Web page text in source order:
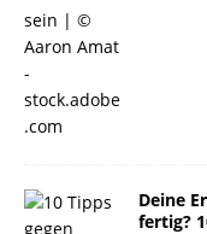
Deine
fertig?